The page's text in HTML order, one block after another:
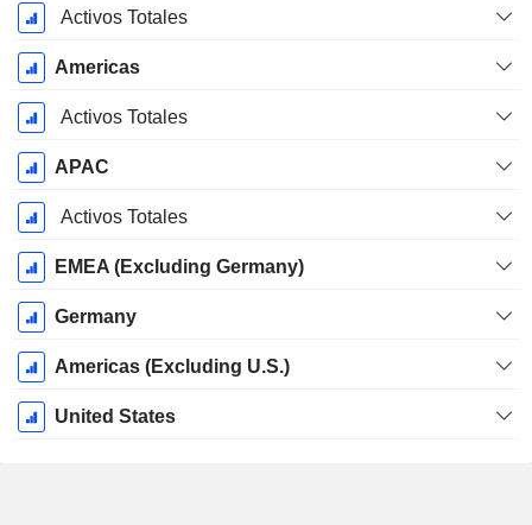
Diciembre
Activos Totales
Americas
Activos Totales
APAC
Activos Totales
EMEA (Excluding Germany)
Germany
Americas (Excluding U.S.)
United States